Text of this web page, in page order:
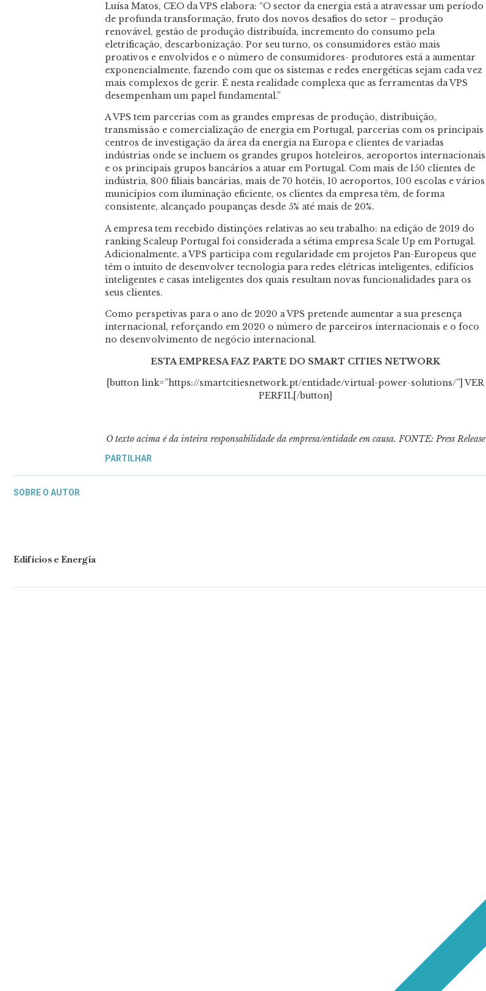
Luísa Matos, CEO da VPS elabora: “O sector da energia está a atravessar um período
de profunda transformação, fruto dos novos desafios do setor – produção
renovável, gestão de produção distribuída, incremento do consumo pela
eletrificação, descarbonização. Por seu turno, os consumidores estão mais
proativos e envolvidos e o número de consumidores- produtores está a aumentar
exponencialmente, fazendo com que os sistemas e redes energéticas sejam cada vez
mais complexos de gerir. É nesta realidade complexa que as ferramentas da VPS
desempenham um papel fundamental.”
A VPS tem parcerias com as grandes empresas de produção, distribuição,
transmissão e comercialização de energia em Portugal, parcerias com os principais
centros de investigação da área da energia na Europa e clientes de variadas
indústrias onde se incluem os grandes grupos hoteleiros, aeroportos internacionais
e os principais grupos bancários a atuar em Portugal. Com mais de 150 clientes de
indústria, 800 filiais bancárias, mais de 70 hotéis, 10 aeroportos, 100 escolas e vários
municípios com iluminação eficiente, os clientes da empresa têm, de forma
consistente, alcançado poupanças desde 5% até mais de 20%.
A empresa tem recebido distinções relativas ao seu trabalho: na edição de 2019 do
ranking Scaleup Portugal foi considerada a sétima empresa Scale Up em Portugal.
Adicionalmente, a VPS participa com regularidade em projetos Pan-Europeus que
têm o intuito de desenvolver tecnologia para redes elétricas inteligentes, edifícios
inteligentes e casas inteligentes dos quais resultam novas funcionalidades para os
seus clientes.
Como perspetivas para o ano de 2020 a VPS pretende aumentar a sua presença
internacional, reforçando em 2020 o número de parceiros internacionais e o foco
no desenvolvimento de negócio internacional.
ESTA EMPRESA FAZ PARTE DO SMART CITIES NETWORK
[button link=”https://smartcitiesnetwork.pt/entidade/virtual-power-solutions/”] VER
PERFIL[/button]
O texto acima é da inteira responsabilidade da empresa/entidade em causa. FONTE: Press Release
PARTILHAR
SOBRE O AUTOR
Edifícios e Energia